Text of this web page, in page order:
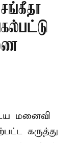
மனைவி
கருத்து